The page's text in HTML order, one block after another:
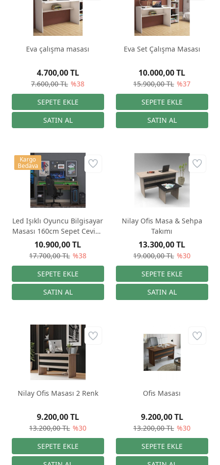
Eva çalışma masası
7.600,00 TL %38
4.700,00 TL
Eva Set Çalışma Masası
15.900,00 TL %37
10.000,00 TL
Led Işıklı Oyuncu Bilgisayar
Masası 160cm Sepet Ceviz -
Antrasit
17.700,00 TL %38
10.900,00 TL
Kargo
Bedava
Nilay Ofis Masa & Sehpa
Takımı
19.000,00 TL %30
13.300,00 TL
Nilay Ofis Masası 2 Renk
13.200,00 TL %30
9.200,00 TL
Ofis Masası
13.200,00 TL %30
9.200,00 TL